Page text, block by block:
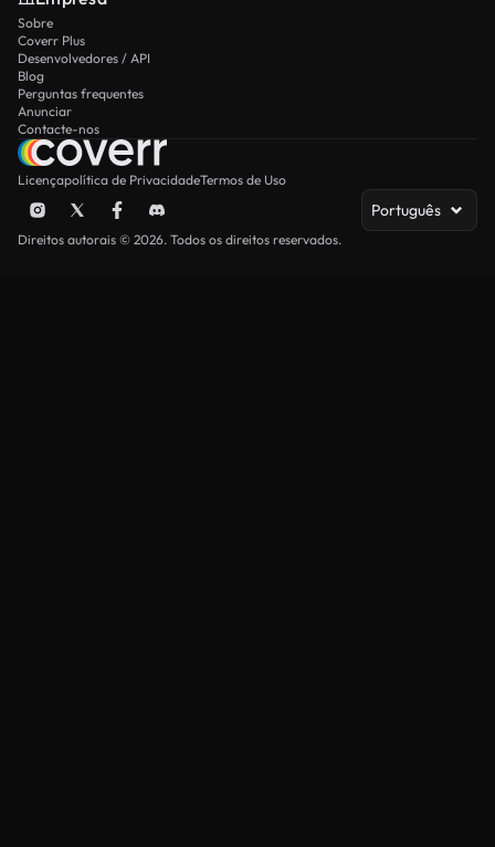
Sobre
Coverr Plus
Desenvolvedores / API
Blog
Perguntas frequentes
Anunciar
Contacte-nos
Licençapolítica de PrivacidadeTermos de Uso
Português
Direitos autorais © 2026. Todos os direitos reservados.